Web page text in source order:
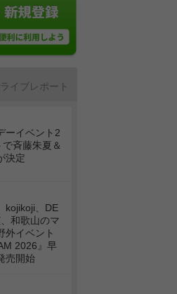
イブレポート
ーイベント2
斉藤朱夏＆
決定
kojikoji、DE
和歌山のマ
外イベント
2026』早
売開始